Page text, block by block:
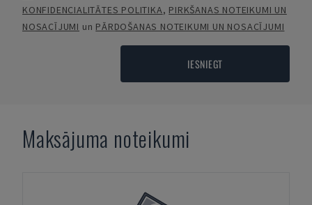
KONFIDENCIALITĀTES POLITIKA, PIRKŠANAS NOTEIKUMI UN
NOSACĪJUMI un PĀRDOŠANAS NOTEIKUMI UN NOSACĪJUMI
IESNIEGT
Maksājuma noteikumi